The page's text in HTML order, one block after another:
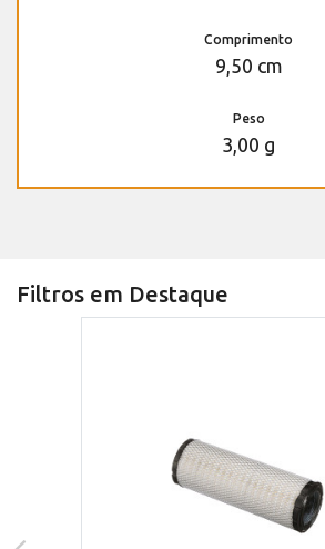
Comprimento
9,50 cm
Peso
3,00 g
Filtros em Destaque